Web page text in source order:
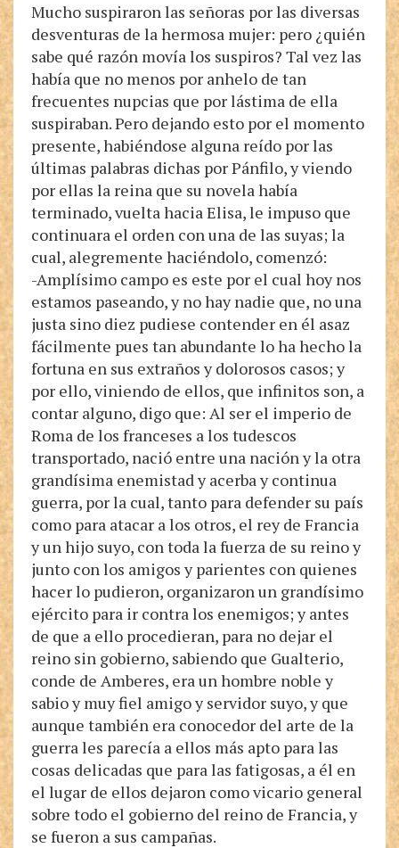
Mucho suspiraron las señoras por las diversas
desventuras de la hermosa mujer: pero ¿quién
sabe qué razón movía los suspiros? Tal vez las
había que no menos por anhelo de tan
frecuentes nupcias que por lástima de ella
suspiraban. Pero dejando esto por el momento
presente, habiéndose alguna reído por las
últimas palabras dichas por Pánfilo, y viendo
por ellas la reina que su novela había
terminado, vuelta hacia Elisa, le impuso que
continuara el orden con una de las suyas; la
cual, alegremente haciéndolo, comenzó:
-Amplísimo campo es este por el cual hoy nos
estamos paseando, y no hay nadie que, no una
justa sino diez pudiese contender en él asaz
fácilmente pues tan abundante lo ha hecho la
fortuna en sus extraños y dolorosos casos; y
por ello, viniendo de ellos, que infinitos son, a
contar alguno, digo que: Al ser el imperio de
Roma de los franceses a los tudescos
transportado, nació entre una nación y la otra
grandísima enemistad y acerba y continua
guerra, por la cual, tanto para defender su país
como para atacar a los otros, el rey de Francia
y un hijo suyo, con toda la fuerza de su reino y
junto con los amigos y parientes con quienes
hacer lo pudieron, organizaron un grandísimo
ejército para ir contra los enemigos; y antes
de que a ello procedieran, para no dejar el
reino sin gobierno, sabiendo que Gualterio,
conde de Amberes, era un hombre noble y
sabio y muy fiel amigo y servidor suyo, y que
aunque también era conocedor del arte de la
guerra les parecía a ellos más apto para las
cosas delicadas que para las fatigosas, a él en
el lugar de ellos dejaron como vicario general
sobre todo el gobierno del reino de Francia, y
se fueron a sus campañas.